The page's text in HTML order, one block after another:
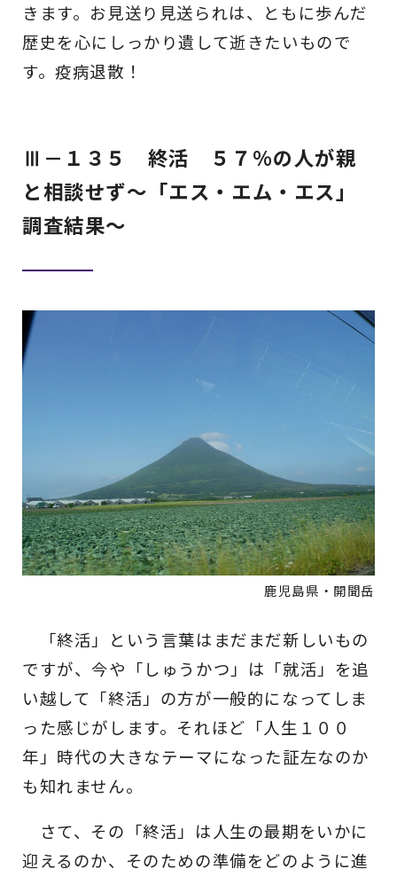
きます。お見送り見送られは、ともに歩んだ
歴史を心にしっかり遺して逝きたいもので
す。疫病退散！
Ⅲ－１３５ 終活 ５７％の人が親
と相談せず～「エス・エム・エス」
調査結果～
鹿児島県・開聞岳
「終活」という言葉はまだまだ新しいもの
ですが、今や「しゅうかつ」は「就活」を追
い越して「終活」の方が一般的になってしま
った感じがします。それほど「人生１００
年」時代の大きなテーマになった証左なのか
も知れません。
さて、その「終活」は人生の最期をいかに
迎えるのか、そのための準備をどのように進